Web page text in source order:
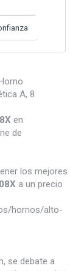
A, 8
en
de
los mejores
a un precio
hornos/alto-
se debate a